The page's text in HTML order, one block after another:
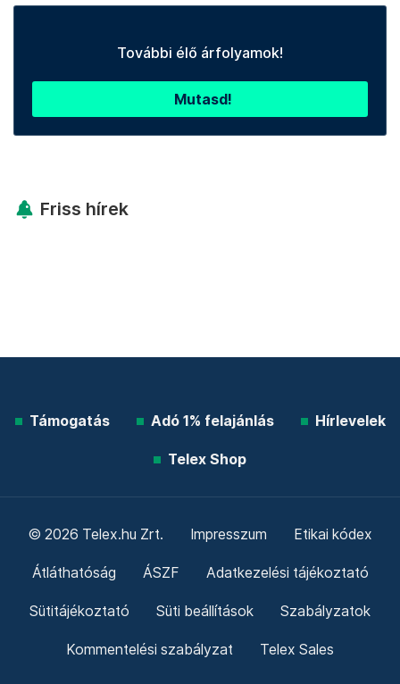
További élő árfolyamok!
Mutasd!
Friss hírek
Támogatás Adó 1% felajánlás Hírlevelek
Telex Shop
© 2026 Telex.hu Zrt. Impresszum Etikai kódex
Átláthatóság ÁSZF Adatkezelési tájékoztató
Sütitájékoztató Süti beállítások Szabályzatok
Kommentelési szabályzat Telex Sales